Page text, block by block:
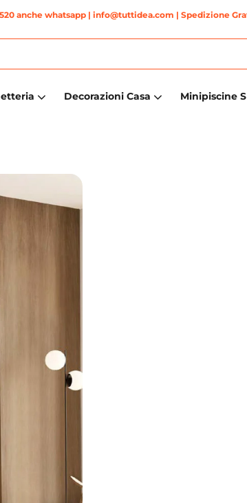
anche whatsapp| info@tuttidea.com | Spedizione
Decorazioni Casa Minipiscine